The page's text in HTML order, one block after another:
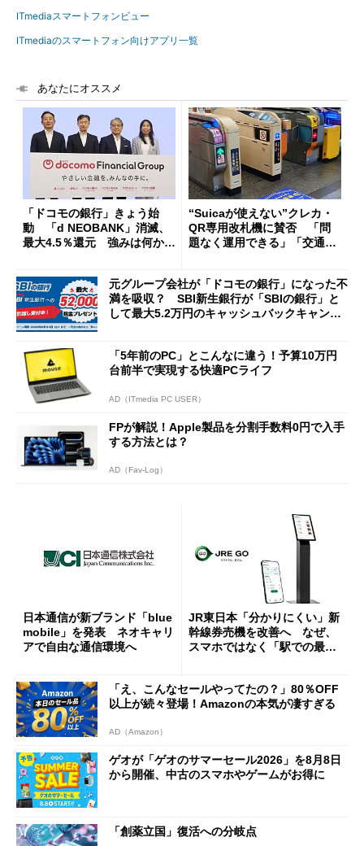
ITmediaスマートフォンビュー
ITmediaのスマートフォン向けアプリ一覧
あなたにオススメ
「ドコモの銀行」きょう始
動 「d NEOBANK」消滅、
最大4.5％還元 強みは何か解
“Suicaが使えない”クレカ・
QR専用改札機に賛否 「問
題なく運用できる」「交通系I
元グループ会社が「ドコモの銀行」になった不
満を吸収？ SBI新生銀行が「SBIの銀行」と
して最大5.2万円のキャッシュバックキャンペ
「5年前のPC」とこんなに違う！予算10万円
台前半で実現する快適PCライフ
AD（ITmedia PC USER）
FPが解説！Apple製品を分割手数料0円で入手
する方法とは？
AD（Fav-Log）
日本通信が新ブランド「blue
mobile」を発表 ネオキャリ
アで自由な通信環境へ
JR東日本「分かりにくい」新
幹線券売機を改善へ なぜ、
スマホではなく「駅での最短
「え、こんなセールやってたの？」80％OFF
以上が続々登場！Amazonの本気が凄すぎる
AD（Amazon）
ゲオが「ゲオのサマーセール2026」を8月8日
から開催、中古のスマホやゲームがお得に
「創薬立国」復活への分岐点